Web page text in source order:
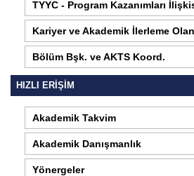
TYYC - Program Kazanımları
Kariyer ve Akademik İlerleme
Bölüm Bşk. ve AKTS Koord.
HIZLI ERİŞİM
Akademik Takvim
Akademik Danışmanlık
Yönergeler